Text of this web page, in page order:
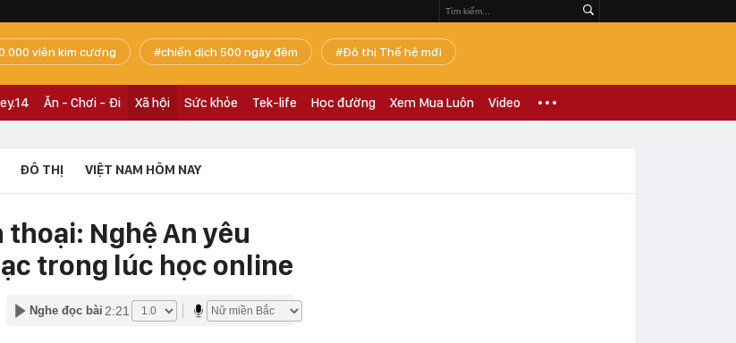
viên kim cương chiến dịch 500 ngày đêm Đô thị Thế hệ mới
Ăn - Chơi - Đi Xã hội Sức khỏe Tek-life Học đường Xem Mua Luôn Video
ĐÔ THỊ VIỆT NAM HÔM NAY
Nghệ An yêu
trong lúc học online
Nghe đọc bài 2:21